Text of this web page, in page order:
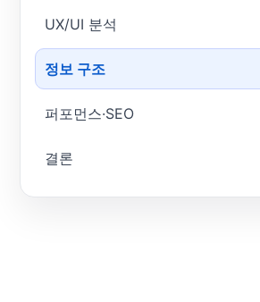
UX/UI 분석
정보 구조
퍼포먼스·SEO
결론